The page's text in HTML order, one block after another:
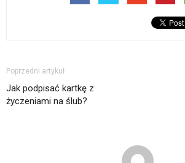
Poprzedni artykuł
Jak podpisać kartkę z
życzeniami na ślub?